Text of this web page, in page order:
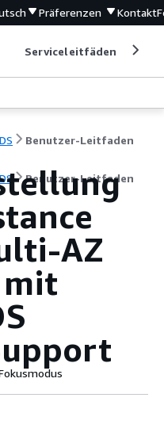
Präferenzen Kontakt
Serviceleitfäden
Benutzer-Leitfaden
Benutzer-Leitfaden
AZ
mit